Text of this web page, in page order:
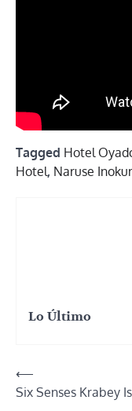
Tagged Hotel
Hotel, Naruse
Lo Último
Navegación
de
⟵
Six Senses Krabey